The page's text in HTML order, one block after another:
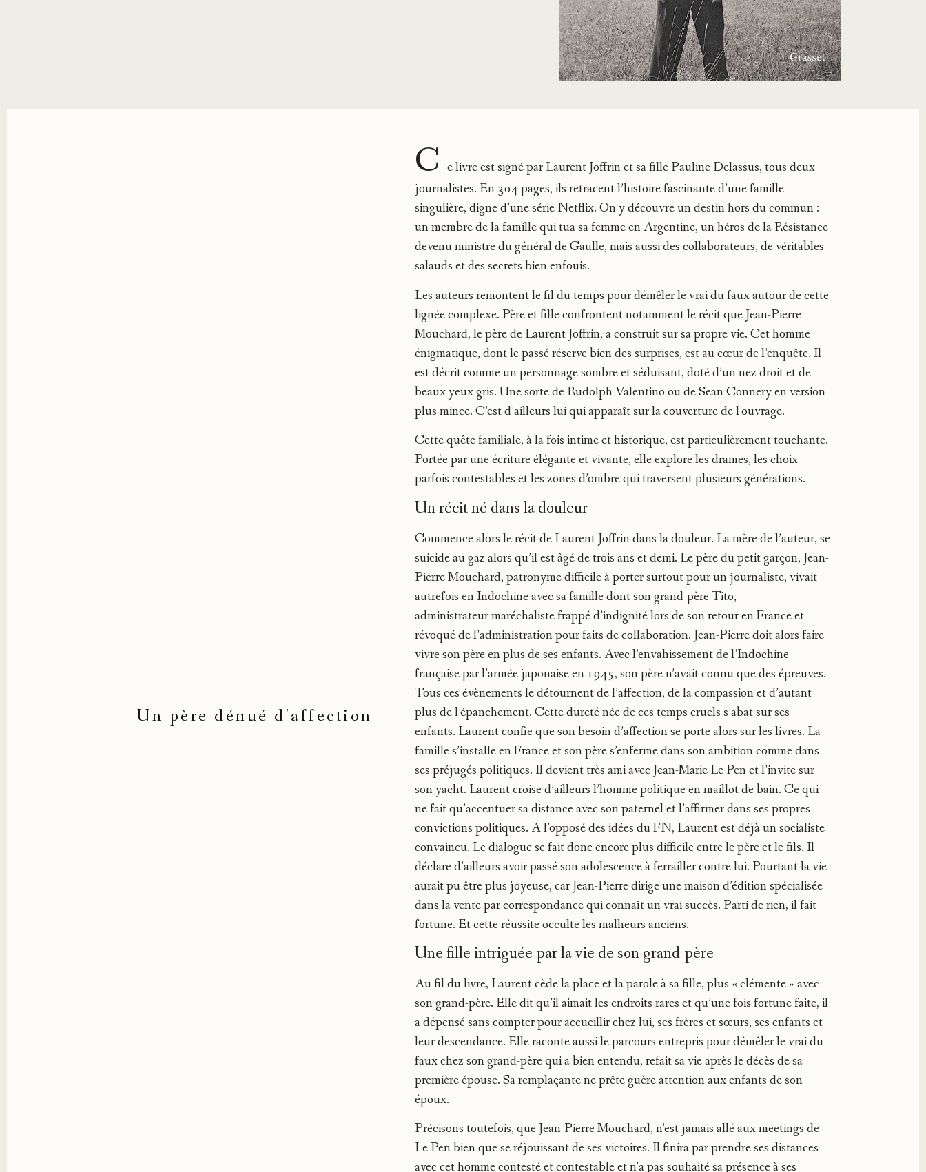
Un père dénué d'affection
C e livre est signé par Laurent Joffrin et sa fille Pauline Delassus, tous deux
journalistes. En 304 pages, ils retracent l’histoire fascinante d’une famille
singulière, digne d’une série Netflix. On y découvre un destin hors du commun :
un membre de la famille qui tua sa femme en Argentine, un héros de la Résistance
devenu ministre du général de Gaulle, mais aussi des collaborateurs, de véritables
salauds et des secrets bien enfouis.
Les auteurs remontent le fil du temps pour démêler le vrai du faux autour de cette
lignée complexe. Père et fille confrontent notamment le récit que Jean-Pierre
Mouchard, le père de Laurent Joffrin, a construit sur sa propre vie. Cet homme
énigmatique, dont le passé réserve bien des surprises, est au cœur de l’enquête. Il
est décrit comme un personnage sombre et séduisant, doté d’un nez droit et de
beaux yeux gris. Une sorte de Rudolph Valentino ou de Sean Connery en version
plus mince. C’est d’ailleurs lui qui apparaît sur la couverture de l’ouvrage.
Cette quête familiale, à la fois intime et historique, est particulièrement touchante.
Portée par une écriture élégante et vivante, elle explore les drames, les choix
parfois contestables et les zones d’ombre qui traversent plusieurs générations.
Un récit né dans la douleur
Commence alors le récit de Laurent Joffrin dans la douleur. La mère de l’auteur, se
suicide au gaz alors qu’il est âgé de trois ans et demi. Le père du petit garçon, Jean-
Pierre Mouchard, patronyme difficile à porter surtout pour un journaliste, vivait
autrefois en Indochine avec sa famille dont son grand-père Tito,
administrateur maréchaliste frappé d’indignité lors de son retour en France et
révoqué de l’administration pour faits de collaboration. Jean-Pierre doit alors faire
vivre son père en plus de ses enfants. Avec l’envahissement de l’Indochine
française par l’armée japonaise en 1945, son père n’avait connu que des épreuves.
Tous ces évènements le détournent de l’affection, de la compassion et d’autant
plus de l’épanchement. Cette dureté née de ces temps cruels s’abat sur ses
enfants. Laurent confie que son besoin d’affection se porte alors sur les livres. La
famille s’installe en France et son père s’enferme dans son ambition comme dans
ses préjugés politiques. Il devient très ami avec Jean-Marie Le Pen et l’invite sur
son yacht. Laurent croise d’ailleurs l’homme politique en maillot de bain. Ce qui
ne fait qu’accentuer sa distance avec son paternel et l’affirmer dans ses propres
convictions politiques. A l’opposé des idées du FN, Laurent est déjà un socialiste
convaincu. Le dialogue se fait donc encore plus difficile entre le père et le fils. Il
déclare d’ailleurs avoir passé son adolescence à ferrailler contre lui. Pourtant la vie
aurait pu être plus joyeuse, car Jean-Pierre dirige une maison d’édition spécialisée
dans la vente par correspondance qui connaît un vrai succès. Parti de rien, il fait
fortune. Et cette réussite occulte les malheurs anciens.
Une fille intriguée par la vie de son grand-père
Au fil du livre, Laurent cède la place et la parole à sa fille, plus « clémente » avec
son grand-père. Elle dit qu’il aimait les endroits rares et qu’une fois fortune faite, il
a dépensé sans compter pour accueillir chez lui, ses frères et sœurs, ses enfants et
leur descendance. Elle raconte aussi le parcours entrepris pour démêler le vrai du
faux chez son grand-père qui a bien entendu, refait sa vie après le décès de sa
première épouse. Sa remplaçante ne prête guère attention aux enfants de son
époux.
Précisons toutefois, que Jean-Pierre Mouchard, n’est jamais allé aux meetings de
Le Pen bien que se réjouissant de ses victoires. Il finira par prendre ses distances
avec cet homme contesté et contestable et n’a pas souhaité sa présence à ses